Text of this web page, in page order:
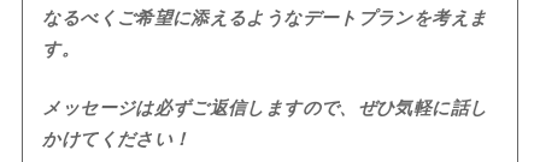
なるべくご希望に添えるようなデートプランを考えま
す。
メッセージは必ずご返信しますので、ぜひ気軽に話し
かけてください！